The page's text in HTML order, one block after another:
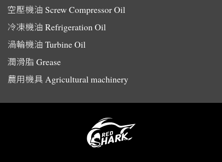
空壓機油 Screw Compressor Oil
冷凍機油 Refrigeration Oil
渦輪機油 Turbine Oil
潤滑脂 Grease
農用機具 Agricultural machinery